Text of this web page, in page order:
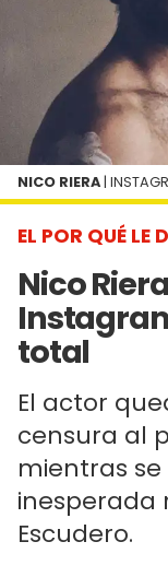
EL POR QUÉ LE
Nico
total
El actor
censura al
mientras
inesperada
Escudero.
NICO RIERA |